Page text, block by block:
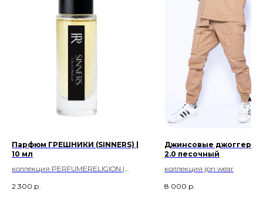
Парфюм ГРЕШНИКИ (SINNERS) |
10 мл
коллекция PERFUMERELIGION |
2 300 р.
Джинсовые джоггеры
2.0 песочный
коллекция jpn wear
8 000 р.